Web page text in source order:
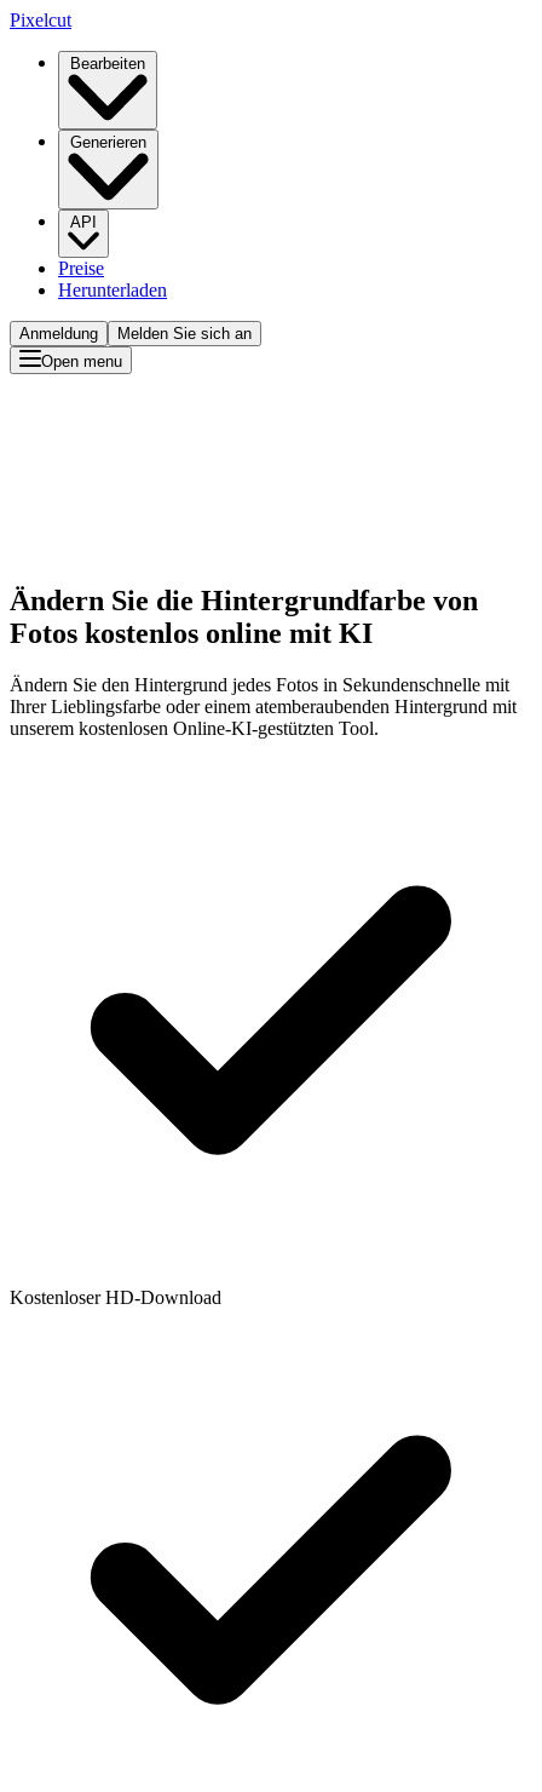
Pixelcut
Bearbeiten
Generieren
API
Preise
Herunterladen
Anmeldung
Melden Sie sich an
Open menu
Ändern Sie die Hintergrundfarbe von
Fotos kostenlos online mit KI
Ändern Sie den Hintergrund jedes Fotos in Sekundenschnelle mit
Ihrer Lieblingsfarbe oder einem atemberaubenden Hintergrund mit
unserem kostenlosen Online-KI-gestützten Tool.
Kostenloser HD-Download